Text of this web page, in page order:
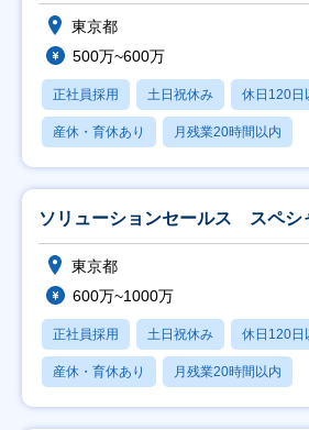
東京都
500万~600万
正社員採用 土日祝休み 休日120日
産休・育休あり 月残業20時間以内
ソリューションセールス スペシ
東京都
600万~1000万
正社員採用 土日祝休み 休日120日
産休・育休あり 月残業20時間以内